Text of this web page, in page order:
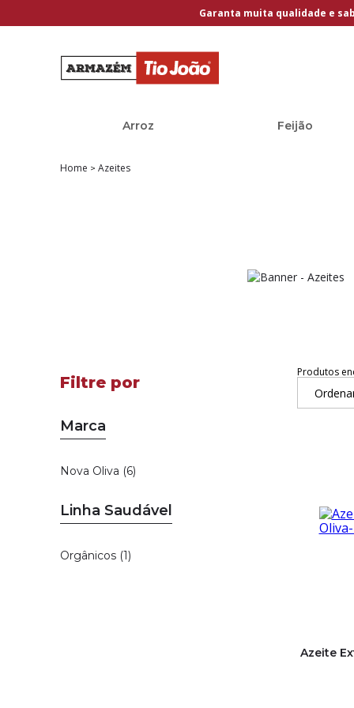
Garanta muita qualidade e
Arroz Feijão
Home Azeites
Marca
Nova Oliva (6)
Linha Saudável
Orgânicos (1)
Produtos
Azeite